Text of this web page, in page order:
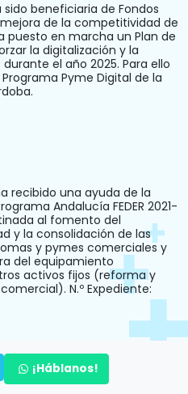
beneficiaria de Fondos
de la competitividad de
puesto en marcha un Plan de
la digitalización y la
el año 2025. Para ello
Pyme Digital de la
ha recibido una ayuda de la
Andalucía FEDER 2021-
al fomento del
y la consolidación de las
y pymes comerciales y
del equipamiento
activos fijos (reforma y
N.º Expediente:
¡Háblanos!